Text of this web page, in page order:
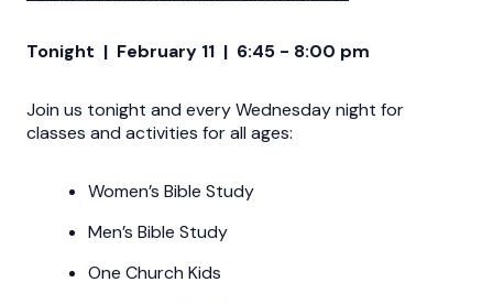
Tonight | February 11 | 6:45 - 8:00 pm
Join us tonight and every Wednesday night for
classes and activities for all ages:
Women’s Bible Study
Men’s Bible Study
One Church Kids